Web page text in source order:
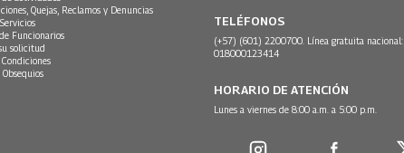
Quejas, Reclamos y Denuncias
Funcionarios
solicitud
TELÉFONOS
(+57) (601) 2200700. Línea gratuita nacional:
018000123414
HORARIO DE ATENCIÓN
Lunes a viernes de 8:00 a.m. a 5:00 p.m.